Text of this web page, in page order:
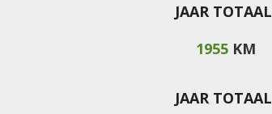
JAAR TOTAAL
1955 KM
JAAR TOTAAL